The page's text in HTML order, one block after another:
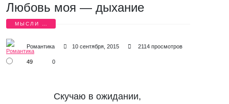
Любовь моя — дыхание
МЫСЛИ О
Романтика 10 сентября, 2015 2114 просмотров
49 0
Скучаю в ожидании,